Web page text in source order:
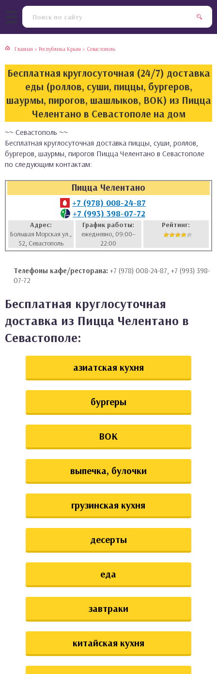
Главная » Республика Крым » Севастополь
Бесплатная круглосуточная (24/7) доставка
еды (роллов, суши, пиццы, бургеров,
шаурмы, пирогов, шашлыков, ВОК) из Пицца
Челентано в Севастополе на дом
~~ Севастополь ~~
Бесплатная круглосуточная доставка пиццы, суши, роллов,
бургеров, шаурмы, пирогов Пицца Челентано в Севастополе
по следующим контактам:
Пицца Челентано
+7 (978) 008-24-87
+7 (993) 398-07-72
Адрес:
Большая Морская ул.,
52, Севастополь
График работы:
ежедневно, 09:00–
22:00
Рейтинг:
Телефоны кафе/ресторана: +7 (978) 008-24-87, +7 (993) 398-
07-72
Бесплатная круглосуточная
доставка из Пицца Челентано в
Севастополе:
азиатская кухня
бургеры
ВОК
выпечка, булочки
грузинская кухня
десерты
еда
завтраки
китайская кухня
кухня
кухня
кухня
кухня
булочки